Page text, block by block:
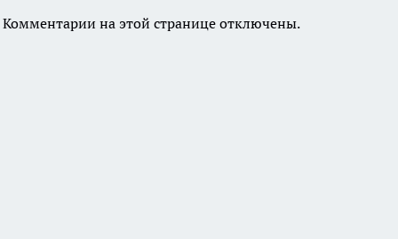
Комментарии на этой странице отключены.